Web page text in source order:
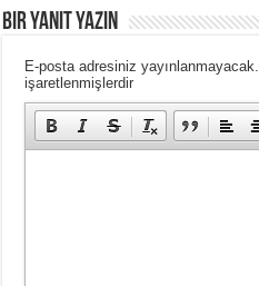
Bir yanıt yazın
E-posta adresiniz yayınlanmayacak.
işaretlenmişlerdir